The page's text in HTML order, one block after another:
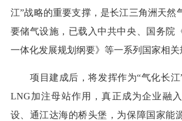
江”战略的重要支撑，是长江三角洲天然
要储气设施，已载入中共中央、国务院
一体化发展规划纲要》等一系列国家相关
项目建成后，将发挥作为“气化长江
LNG加注母站作用，真正成为企业融
设、通江达海的桥头堡，为保障国家能